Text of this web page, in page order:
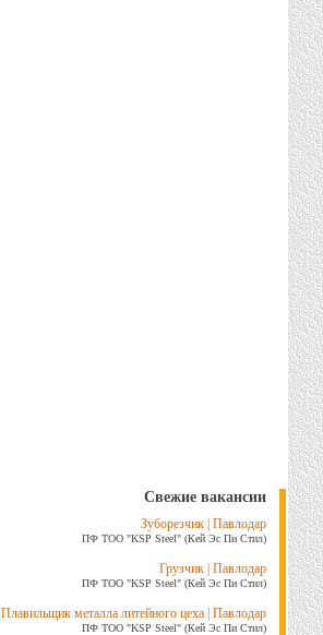
Свежие вакансии
Зуборезчик | Павлодар
ПФ ТОО "KSP Steel" (Кей Эс Пи Стил)
Грузчик | Павлодар
ПФ ТОО "KSP Steel" (Кей Эс Пи Стил)
Плавильщик металла литейного цеха | Павлодар
ПФ ТОО "KSP Steel" (Кей Эс Пи Стил)